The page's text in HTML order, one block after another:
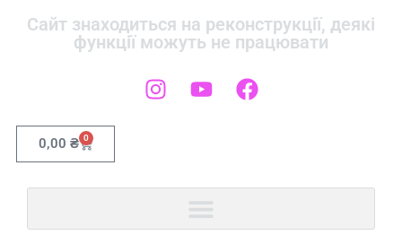
Сайт знаходиться на реконструкції, деякі
функції можуть не працювати
0,00 ₴ 0